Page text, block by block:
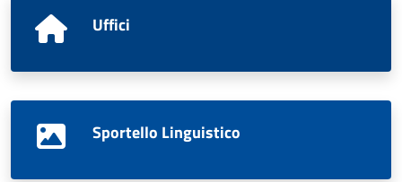
Uffici
Sportello Linguistico